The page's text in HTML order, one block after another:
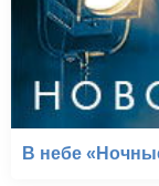
В небе